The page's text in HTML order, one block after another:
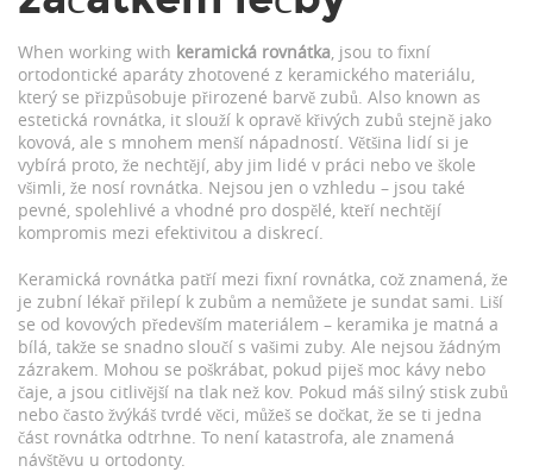
When working with keramická rovnátka, jsou to fixní
ortodontické aparáty zhotovené z keramického materiálu,
který se přizpůsobuje přirozené barvě zubů. Also known as
estetická rovnátka, it slouží k opravě křivých zubů stejně jako
kovová, ale s mnohem menší nápadností. Většina lidí si je
vybírá proto, že nechtějí, aby jim lidé v práci nebo ve škole
všimli, že nosí rovnátka. Nejsou jen o vzhledu – jsou také
pevné, spolehlivé a vhodné pro dospělé, kteří nechtějí
kompromis mezi efektivitou a diskrecí.
Keramická rovnátka patří mezi fixní rovnátka, což znamená, že
je zubní lékař přilepí k zubům a nemůžete je sundat sami. Liší
se od kovových především materiálem – keramika je matná a
bílá, takže se snadno sloučí s vašimi zuby. Ale nejsou žádným
zázrakem. Mohou se poškrábat, pokud piješ moc kávy nebo
čaje, a jsou citlivější na tlak než kov. Pokud máš silný stisk zubů
nebo často žvýkáš tvrdé věci, můžeš se dočkat, že se ti jedna
část rovnátka odtrhne. To není katastrofa, ale znamená
návštěvu u ortodonty.